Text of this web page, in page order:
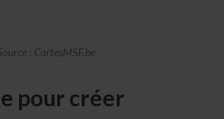
: CartesMSF.be
pour créer